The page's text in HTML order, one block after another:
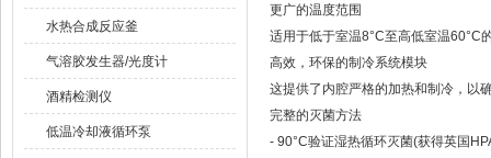
水热合成反应釜
气溶胶发生器/光度计
酒精检测仪
低温冷却液循环泵
更广的温度范围
适用于低于室温8°C至高低室温60°C
高效，环保的制冷系统模块
这提供了内腔严格的加热和制冷，以
完整的灭菌方法
- 90°C验证湿热循环灭菌(获得英国